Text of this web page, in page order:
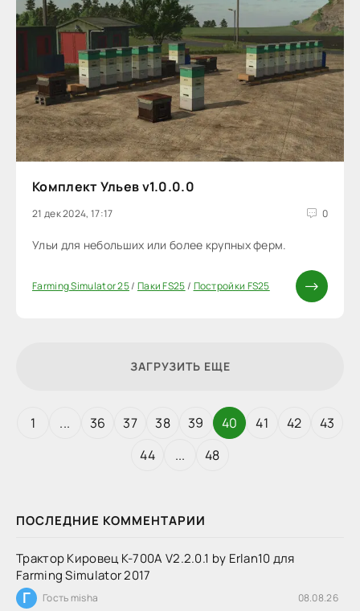
ПОСЛЕДНИЕ КОММЕНТАРИИ
Трактор Кировец К-700А V2.2.0.1 by Erlan10 для
Farming Simulator 2017
Г Гость misha 08.08.26
Комплект Ульев v1.0.0.0
21 дек 2024, 17:17 0
Ульи для небольших или более крупных ферм.
Farming Simulator 25/ Паки FS25/ Постройки FS25
ЗАГРУЗИТЬ ЕЩЕ
1 ... 36 37 38 39 40 41 42
43
44
... 48